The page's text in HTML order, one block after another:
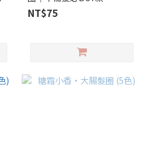
NT$75